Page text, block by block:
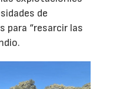
de
para “resarcir las